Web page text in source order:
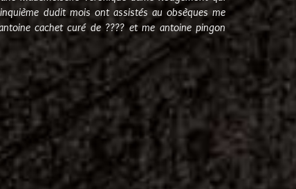
dudit mois ont assistés au obsèques me
cachet curé de ???? et me antoine pingon